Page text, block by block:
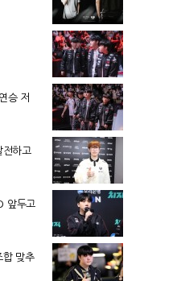
승 저
전하고
앞두고
합 맞추